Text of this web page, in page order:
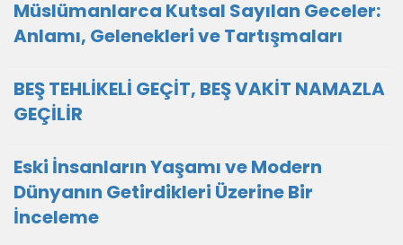
Müslümanlarca Kutsal Sayılan Geceler:
Anlamı, Gelenekleri ve Tartışmaları
BEŞ TEHLİKELİ GEÇİT, BEŞ VAKİT NAMAZLA
GEÇİLİR
Eski İnsanların Yaşamı ve Modern
Dünyanın Getirdikleri Üzerine Bir
İnceleme